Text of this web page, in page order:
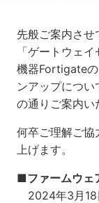
先般ご案内さ
「ゲートウェ
機器Fortigateの
ンアップにつ
の通りご案内い
何卒ご理解ご協
上げます。
■ファームウェ
2024年3月18